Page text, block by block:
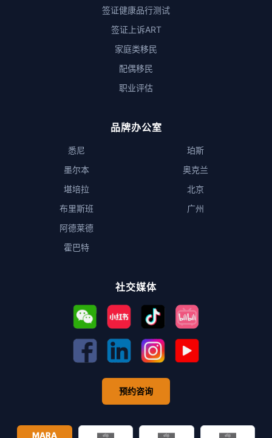
签证健康品行测试
签证上诉ART
家庭类移民
配偶移民
职业评估
品牌办公室
悉尼
墨尔本
堪培拉
布里斯班
阿德莱德
霍巴特
珀斯
奥克兰
北京
广州
社交媒体
预约咨询
MARA